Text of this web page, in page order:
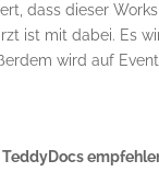
dass dieser
ist mit dabei. Es
wird auf